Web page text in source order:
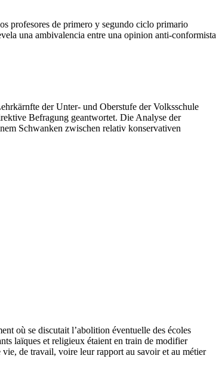
profesores de primero y segundo ciclo primario
una ambivalencia entre una opinion anti-conformista
der Unter- und Oberstufe der Volksschule
Befragung geantwortet. Die Analyse der
Schwanken zwischen relativ konservativen
où se discutait l’abolition éventuelle des écoles
laïques et religieux étaient en train de modifier
de travail, voire leur rapport au savoir et au métier